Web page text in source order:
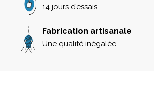
14 jours d’essais
Fabrication artisanale
Une qualité inégalée